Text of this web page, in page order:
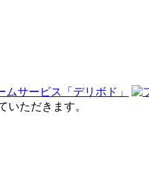
いただきます。